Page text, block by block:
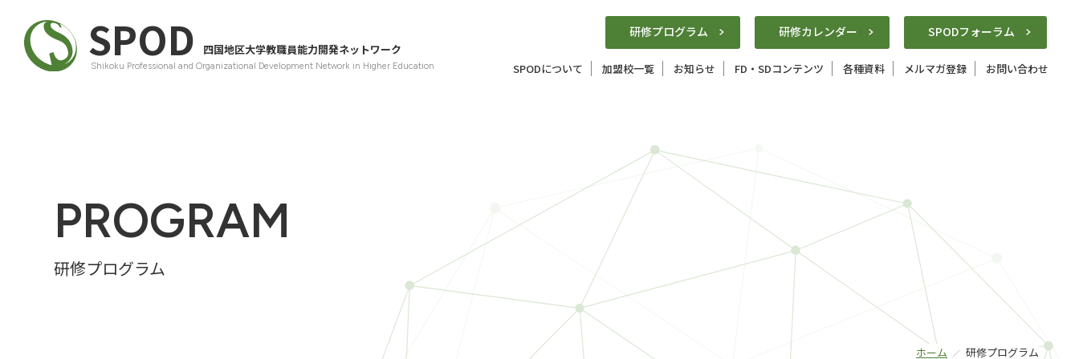
SPOD 四国地区大学教職員能力開発ネットワーク
Shikoku Professional and Organizational Development Network in Higher Education SPODについて 加盟校一覧 お知らせ FD・SDコンテンツ 各種資料 メルマガ登録 お問い合わせ
研修プログラム 研修カレンダー SPODフォーラム
PROGRAM
研修プログラム
ホーム 研修プログラム